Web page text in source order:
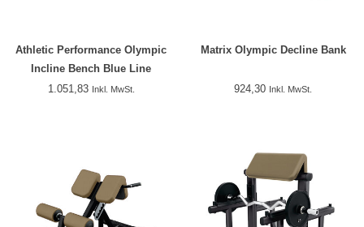
Athletic Performance Olympic
Incline Bench Blue Line
1.051,83 Inkl. MwSt.
Matrix Olympic Decline Bank
924,30 Inkl. MwSt.